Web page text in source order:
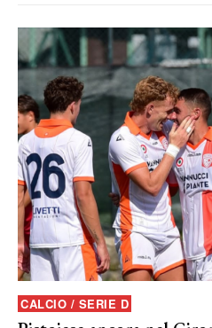
CALCIO / SERIE D